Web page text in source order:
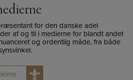
for den danske adel
af og til i medierne for blandt andet
og ordentlig måde, fra både